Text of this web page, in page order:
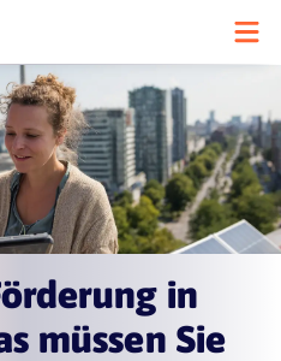
in
müssen Sie